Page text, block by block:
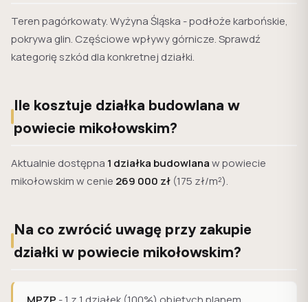
Teren pagórkowaty. Wyżyna Śląska - podłoże karbońskie,
pokrywa glin. Częściowe wpływy górnicze. Sprawdź
kategorię szkód dla konkretnej działki.
Ile kosztuje działka budowlana w
powiecie mikołowskim?
Aktualnie dostępna 1 działka budowlanaw powiecie
mikołowskim w cenie 269 000 zł (175 zł/m²).
Na co zwrócić uwagę przy zakupie
działki w powiecie mikołowskim?